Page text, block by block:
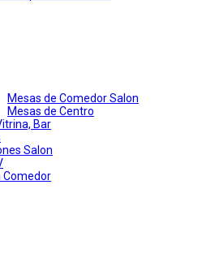
Mesas de Comedor Salon
Mesas de Centro
Bar
Salon
Comedor